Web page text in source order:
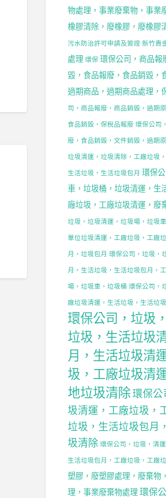
物處理，事業廢棄物，事業
橡膠清除，廢橡膠，廢橡膠
污水防治許可申請及簽證 新竹貴
處理 環保 環保公司，商品報
毀，食品報廢，食品銷毀，
過期商品，過期商品處理，
司，商品報廢，商品銷毀，過期
食品銷毀，保稅品報廢 環保公司
廢，食品銷毀，文件銷毀，過期
垃圾清運，垃圾清除，工廠垃圾
生活垃圾，生活垃圾包月 環保
車，垃圾桶，垃圾清運，生
廠垃圾，工廠垃圾清運，廢
垃圾，垃圾清運，垃圾場，垃圾
單位垃圾清運，工廠垃圾，工廠
月，垃圾包月 環保公司，垃圾，
月，生活垃圾，生活垃圾包月，
場，垃圾車，垃圾桶 環保公司，
廠垃圾清運，生活垃圾，生活垃
環保公司，垃圾
垃圾，生活垃圾
月，生活垃圾清
圾，工廠垃圾清
地垃圾清除環保公
圾清運，工廠垃圾，
垃圾，生活垃圾包月
圾清除 環保公司，垃圾，清
生活垃圾包月，工廠垃圾，工廠
塑膠，廢塑膠處理，廢棄物
理，事業廢棄物處理 環保